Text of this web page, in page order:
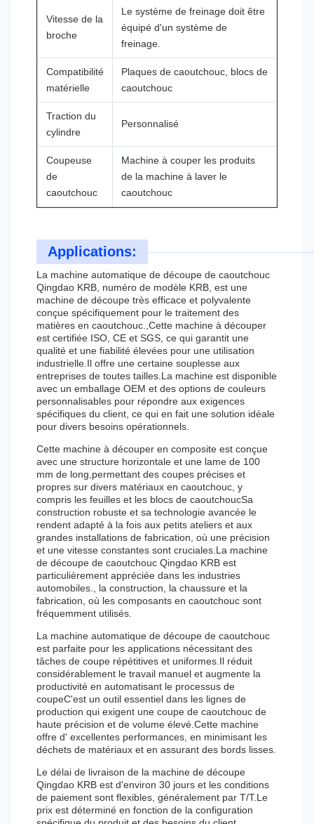
Vitesse de la
broche
Le système de freinage doit être
équipé d'un système de
freinage.
Compatibilité
matérielle
Plaques de caoutchouc, blocs de
caoutchouc
Traction du
cylindre
Personnalisé
Coupeuse
de
caoutchouc
Machine à couper les produits
de la machine à laver le
caoutchouc
Applications:
La machine automatique de découpe de caoutchouc
Qingdao KRB, numéro de modèle KRB, est une
machine de découpe très efficace et polyvalente
conçue spécifiquement pour le traitement des
matières en caoutchouc.,Cette machine à découper
est certifiée ISO, CE et SGS, ce qui garantit une
qualité et une fiabilité élevées pour une utilisation
industrielle.Il offre une certaine souplesse aux
entreprises de toutes tailles.La machine est disponible
avec un emballage OEM et des options de couleurs
personnalisables pour répondre aux exigences
spécifiques du client, ce qui en fait une solution idéale
pour divers besoins opérationnels.
Cette machine à découper en composite est conçue
avec une structure horizontale et une lame de 100
mm de long,permettant des coupes précises et
propres sur divers matériaux en caoutchouc, y
compris les feuilles et les blocs de caoutchoucSa
construction robuste et sa technologie avancée le
rendent adapté à la fois aux petits ateliers et aux
grandes installations de fabrication, où une précision
et une vitesse constantes sont cruciales.La machine
de découpe de caoutchouc Qingdao KRB est
particulièrement appréciée dans les industries
automobiles., la construction, la chaussure et la
fabrication, où les composants en caoutchouc sont
fréquemment utilisés.
La machine automatique de découpe de caoutchouc
est parfaite pour les applications nécessitant des
tâches de coupe répétitives et uniformes.Il réduit
considérablement le travail manuel et augmente la
productivité en automatisant le processus de
coupeC'est un outil essentiel dans les lignes de
production qui exigent une coupe de caoutchouc de
haute précision et de volume élevé.Cette machine
offre d' excellentes performances, en minimisant les
déchets de matériaux et en assurant des bords lisses.
Le délai de livraison de la machine de découpe
Qingdao KRB est d'environ 30 jours et les conditions
de paiement sont flexibles, généralement par T/T.Le
prix est déterminé en fonction de la configuration